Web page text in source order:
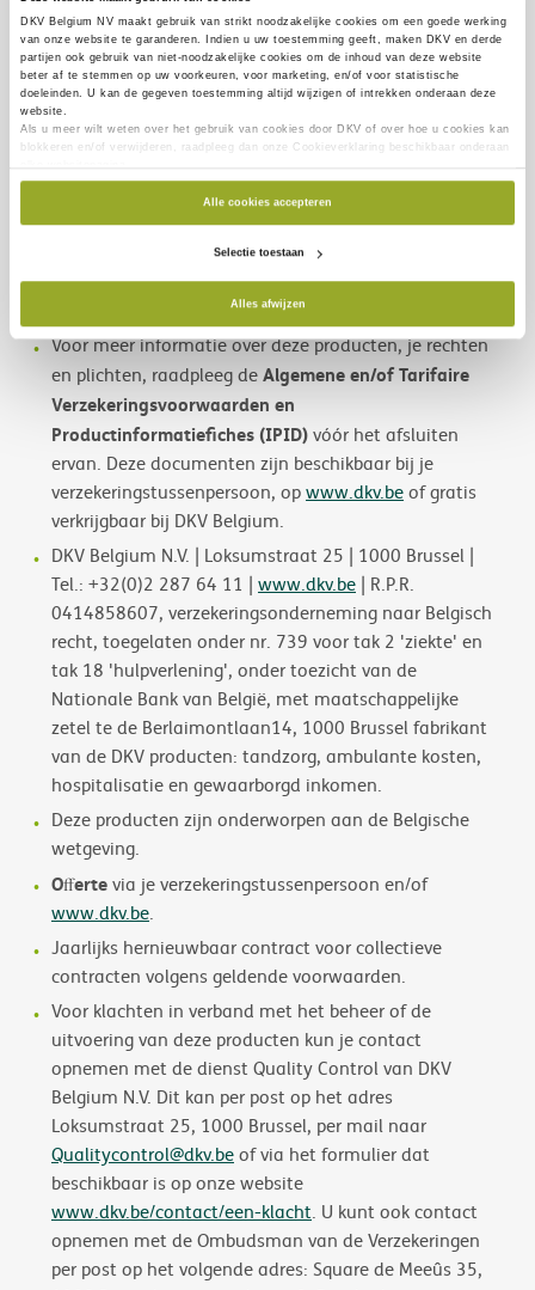
DKV Belgium NV maakt gebruik van strikt noodzakelijke cookies om een goede werking
van onze website te garanderen. Indien u uw toestemming geeft, maken DKV en derde
partijen ook gebruik van niet-noodzakelijke cookies om de inhoud van deze website
beter af te stemmen op uw voorkeuren, voor marketing, en/of voor statistische
doeleinden. U kan de gegeven toestemming altijd wijzigen of intrekken onderaan deze
website.
Als u meer wilt weten over het gebruik van cookies door DKV of over hoe u cookies kan
blokkeren en/of verwijderen, raadpleeg dan onze Cookieverklaring beschikbaar onderaan
Alle cookies accepteren
Selectie toestaan
Alles afwijzen
financiële producten bij niet-professionele cliënten. Voor
meer informatie en vooraleer u een van deze producten
onderschrijft, gelieve de informatiefiche over het
verzekeringsproduct (IPID) in kwestie te raadplegen.
Dit informatiedocument is uitsluitend bedoeld om je
een overzicht te geven van debelangrijkste dekkingen
die betrekking hebben op deze
producten. Het is niet aangepast aan je speciﬁeke
behoeften en de informatie hierin is niet exhaustief.
Voor meer informatie over deze producten, je rechten
en plichten, raadpleeg deAlgemene en/of Tarifaire
Verzekeringsvoorwaarden en
Productinformatiefiches (IPID)vóór het afsluiten
ervan. Deze documenten zijn beschikbaar bij je
verzekeringstussenpersoon, opwww.dkv.beof gratis
verkrijgbaar bij DKV Belgium.
DKV Belgium N.V. | Loksumstraat 25 | 1000 Brussel |
Tel.: +32(0)2 287 64 11 | www.dkv.be | R.P.R.
0414858607, verzekeringsonderneming naar Belgisch
recht, toegelaten onder nr. 739 voor tak 2 'ziekte' en
tak 18 'hulpverlening', onder toezicht van de
Nationale Bank van België, met maatschappelijke
zetel te de Berlaimontlaan14, 1000 Brussel fabrikant
van de DKV producten: tandzorg, ambulante kosten,
hospitalisatie en gewaarborgd inkomen.
Deze producten zijn onderworpen aan de Belgische
wetgeving.
Oﬀertevia je verzekeringstussenpersoon en/of
www.dkv.be.
Jaarlijks hernieuwbaar contract voor collectieve
contracten volgens geldende voorwaarden.
Voor klachten in verband met het beheer of de
uitvoering van deze producten kun je contact
opnemen met de dienst Quality Control van DKV
Belgium N.V. Dit kan per post op het adres
Loksumstraat 25, 1000 Brussel, per mail naar
Qualitycontrol@dkv.beof via het formulier dat
beschikbaar is op onze website
www.dkv.be/contact/een-klacht. U kunt ook contact
opnemen met de Ombudsman van de Verzekeringen
per post op het volgende adres: Square de Meeûs 35,